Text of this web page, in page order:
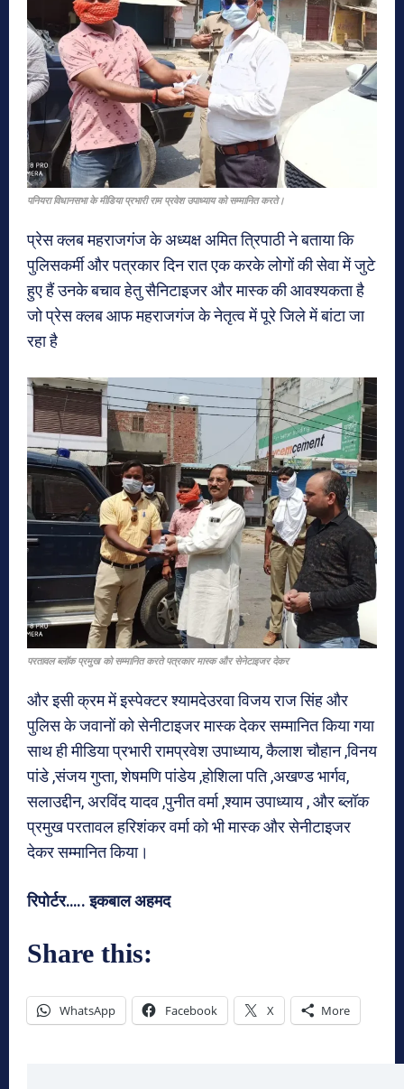
पनियरा विधानसभा के मीडिया प्रभारी राम प्रवेश उपाध्याय को सम्मानित करते।
प्रेस क्लब महराजगंज के अध्यक्ष अमित त्रिपाठी ने बताया कि
पुलिसकर्मी और पत्रकार दिन रात एक करके लोगों की सेवा में जुटे
हुए हैं उनके बचाव हेतु सैनिटाइजर और मास्क की आवश्यकता है
जो प्रेस क्लब आफ महराजगंज के नेतृत्व में पूरे जिले में बांटा जा
रहा है
परतावल ब्लॉक प्रमुख को सम्मानित करते पत्रकार मास्क और सेनेटाइजर देकर
और इसी क्रम में इस्पेक्टर श्यामदेउरवा विजय राज सिंह और
पुलिस के जवानों को सेनीटाइजर मास्क देकर सम्मानित किया गया
साथ ही मीडिया प्रभारी रामप्रवेश उपाध्याय, कैलाश चौहान ,विनय
पांडे ,संजय गुप्ता, शेषमणि पांडेय ,होशिला पति ,अखण्ड भार्गव,
सलाउद्दीन, अरविंद यादव ,पुनीत वर्मा ,श्याम उपाध्याय , और ब्लॉक
प्रमुख परतावल हरिशंकर वर्मा को भी मास्क और सेनीटाइजर
देकर सम्मानित किया।
रिपोर्टर….. इकबाल अहमद
Share this:
WhatsApp Facebook X More